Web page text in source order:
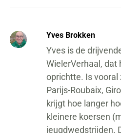
Yves Brokken
Yves is de
WielerVerhaal, dat
oprichtte. Is vooral
Parijs-Roubaix,
krijgt hoe langer
kleinere koersen
jeugdwedstrijden.